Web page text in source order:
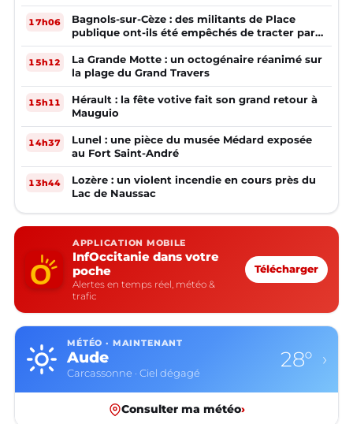
17h06
Bagnols-sur-Cèze : des militants de Place
publique ont-ils été empêchés de tracter par
la mairie ?
15h12
La Grande Motte : un octogénaire réanimé sur
la plage du Grand Travers
15h11
Hérault : la fête votive fait son grand retour à
Mauguio
14h37
Lunel : une pièce du musée Médard exposée
au Fort Saint-André
13h44
Lozère : un violent incendie en cours près du
Lac de Naussac
APPLICATION MOBILE
InfOccitanie dans votre
poche
Alertes en temps réel, météo &
trafic
Télécharger
MÉTÉO · MAINTENANT
Aude
Carcassonne · Ciel dégagé
28° ›
Consulter ma météo›